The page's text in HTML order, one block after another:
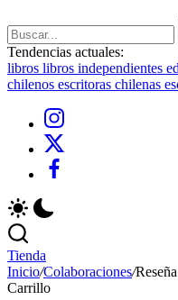
Buscar
Tendencias actuales:
libros libros independientes
chilenos escritoras chilenas
Instagram
X
Facebook
Tienda
Inicio/Colaboraciones/
Carrillo